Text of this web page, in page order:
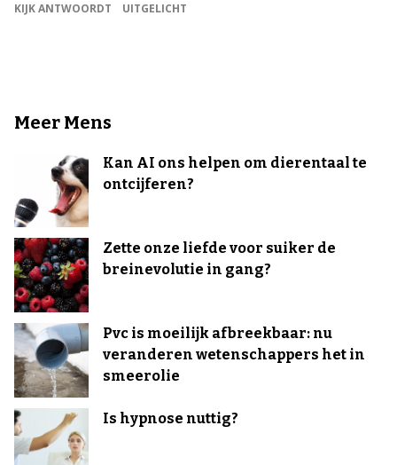
KIJK ANTWOORDT
UITGELICHT
Meer Mens
Kan AI ons helpen om dierentaal te
ontcijferen?
Zette onze liefde voor suiker de
breinevolutie in gang?
Pvc is moeilijk afbreekbaar: nu
veranderen wetenschappers het in
smeerolie
Is hypnose nuttig?